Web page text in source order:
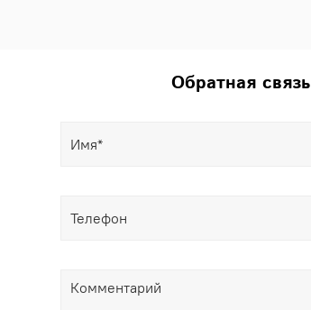
Обратная связь